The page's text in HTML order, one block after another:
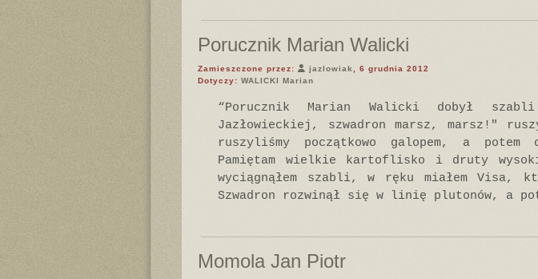
Porucznik Marian Walicki
Zamieszczone przez: jazlowiak
, 6 grudnia 2012
Dotyczy: WALICKI Marian
“Porucznik Marian Walicki dobył
Jazłowieckiej, szwadron marsz, marsz!"
ruszyliśmy początkowo galopem, a potem
Pamiętam wielkie kartoflisko i druty
wyciągnąłem szabli, w ręku miałem Visa,
Szwadron rozwinął się w linię plutonów, a
Momola Jan Piotr